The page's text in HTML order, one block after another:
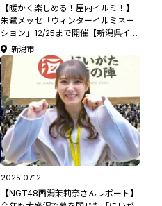
【暖かく楽しめる！屋内イルミ！】
朱鷺メッセ「ウィンターイルミネー
ション」12/25まで開催【新潟県イル
ミネーション特集2025-2026】
新潟市
2025.07.12
【NGT48西潟茉莉奈さんレポート】